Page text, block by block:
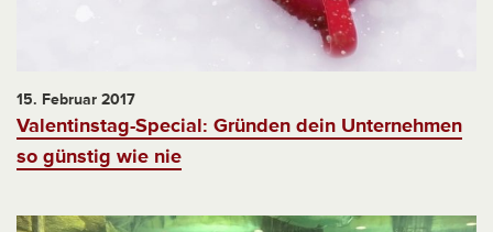
15. Februar 2017
Valentinstag-Special: Gründen dein Unternehmen
so günstig wie nie